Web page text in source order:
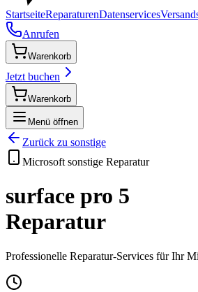
StartseiteReparaturenDatenservices
Anrufen
Warenkorb
Jetzt buchen
Warenkorb
Menü öffnen
Zurück zu sonstige
Microsoft sonstige Reparatur
surface pro 5
Reparatur
Professionelle Reparatur-Services für Ihr